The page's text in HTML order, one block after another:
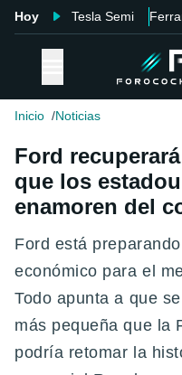
Hoy Tesla Semi
Inicio Noticias
Ford
que los
enamoren del
Ford está
económico para el
Todo apunta a que
más pequeña que la
podría retomar la